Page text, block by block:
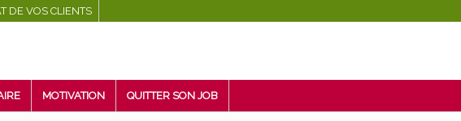
DE VOS CLIENTS
MOTIVATION QUITTER SON JOB